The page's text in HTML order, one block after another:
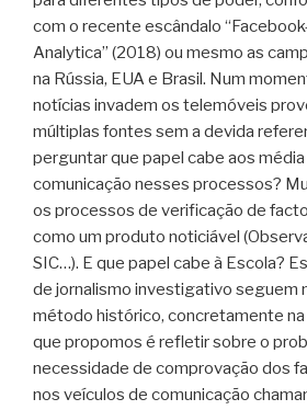
com o recente escândalo
Analytica” (2018) ou mesmo as
na Rússia, EUA e Brasil. Num
notícias invadem os telemóveis
múltiplas fontes sem a devida
perguntar que papel cabe aos
comunicação nesses processos?
os processos de verificação de
como um produto noticiável
SIC…). E que papel cabe à Escola?
de jornalismo investigativo seguem
método histórico, concretamente
que propomos é refletir sobre o
necessidade de comprovação dos
nos veículos de comunicação